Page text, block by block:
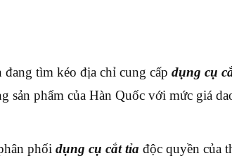
tìm kéo địa chỉ cung cấp dụng cụ
sản phẩm của Hàn Quốc với mức giá
phối dụng cụ cắt tỉa độc quyền của